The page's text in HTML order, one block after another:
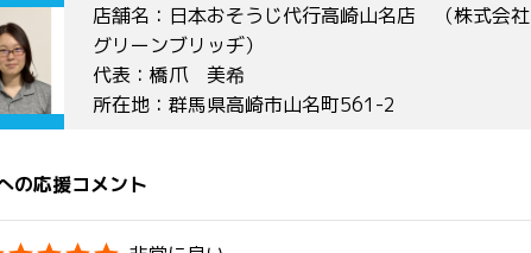
店舗名：日本おそうじ代行高崎山名店 （株式会社
グリーンブリッヂ）
代表：橋爪 美希
所在地：群馬県高崎市山名町561-2
の応援コメント